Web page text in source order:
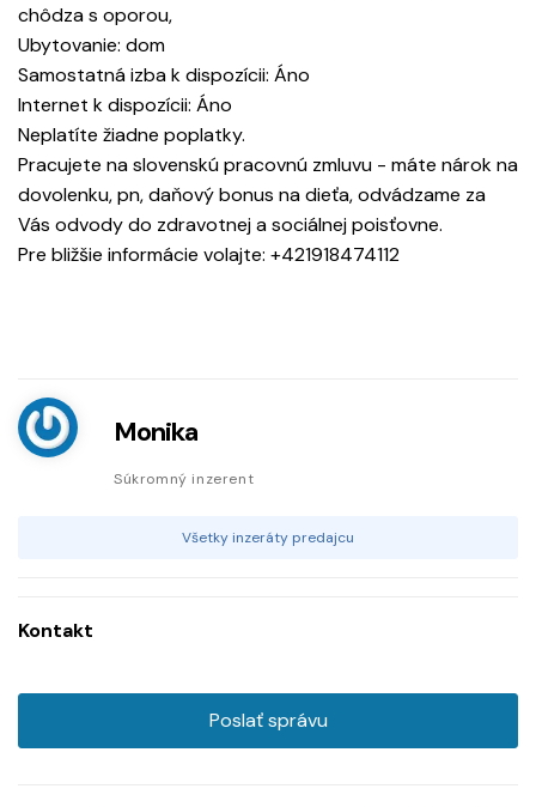
chôdza s oporou,
Ubytovanie: dom
Samostatná izba k dispozícii: Áno
Internet k dispozícii: Áno
Neplatíte žiadne poplatky.
Pracujete na slovenskú pracovnú zmluvu - máte nárok na
dovolenku, pn, daňový bonus na dieťa, odvádzame za
Vás odvody do zdravotnej a sociálnej poisťovne.
Pre bližšie informácie volajte: +421918474112
Monika
Súkromný inzerent
Všetky inzeráty predajcu
Kontakt
Poslať správu